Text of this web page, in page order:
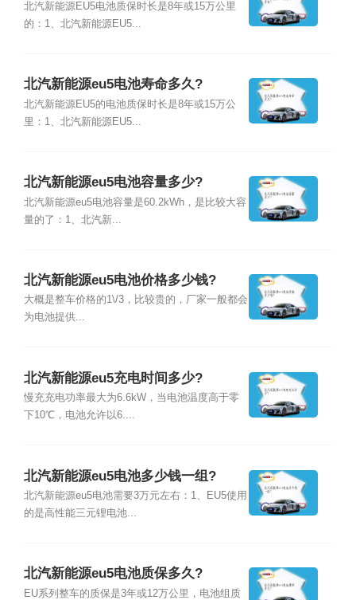
北汽新能源EU5电池质保时长是8年或15万公里
的：1、北汽新能源EU5...
北汽新能源eu5电池寿命多久?
北汽新能源EU5的电池质保时长是8年或15万公
里：1、北汽新能源EU5...
北汽新能源eu5电池容量多少?
北汽新能源eu5电池容量是60.2kWh，是比较大容
量的了：1、北汽新...
北汽新能源eu5电池价格多少钱?
大概是整车价格的1\/3，比较贵的，厂家一般都会
为电池提供...
北汽新能源eu5充电时间多少?
慢充充电功率最大为6.6kW，当电池温度高于零
下10℃，电池允许以6....
北汽新能源eu5电池多少钱一组?
北汽新能源eu5电池需要3万元左右：1、EU5使用
的是高性能三元锂电池...
北汽新能源eu5电池质保多久?
EU系列整车的质保是3年或12万公里，电池组质